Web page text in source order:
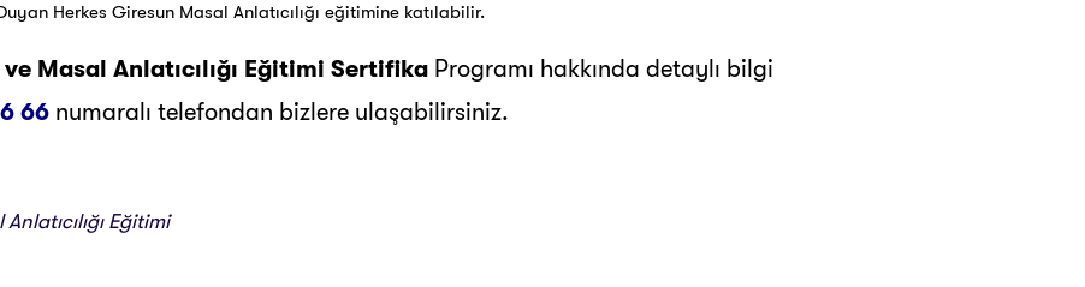
Herkes Giresun Masal Anlatıcılığı eğitimine katılabilir.
Masal Anlatıcılığı Eğitimi Sertifika Programı hakkında detaylı bilgi
66 numaralı telefondan bizlere ulaşabilirsiniz.
Eğitimi